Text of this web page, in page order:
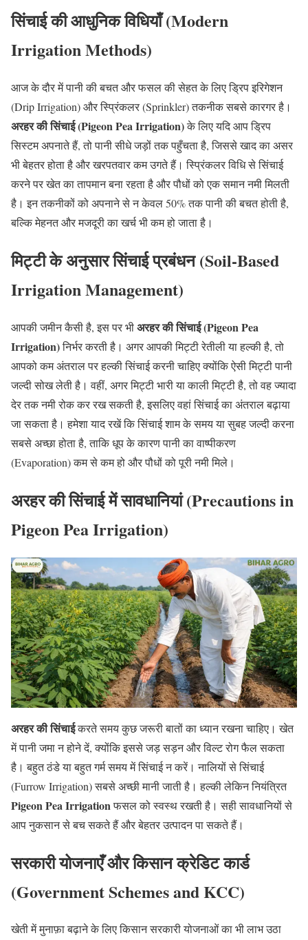
सिंचाई की आधुनिक विधियाँ (Modern
Irrigation Methods)
आज के दौर में पानी की बचत और फसल की सेहत के लिए ड्रिप इरिगेशन
(Drip Irrigation) और स्प्रिंकलर (Sprinkler) तकनीक सबसे कारगर है।
अरहर की सिंचाई (Pigeon Pea Irrigation)के लिए यदि आप ड्रिप
सिस्टम अपनाते हैं, तो पानी सीधे जड़ों तक पहुँचता है, जिससे खाद का असर
भी बेहतर होता है और खरपतवार कम उगते हैं। स्प्रिंकलर विधि से सिंचाई
करने पर खेत का तापमान बना रहता है और पौधों को एक समान नमी मिलती
है। इन तकनीकों को अपनाने से न केवल 50% तक पानी की बचत होती है,
बल्कि मेहनत और मजदूरी का खर्च भी कम हो जाता है।
मिट्टी के अनुसार सिंचाई प्रबंधन (Soil-Based
Irrigation Management)
आपकी जमीन कैसी है, इस पर भीअरहर की सिंचाई (Pigeon Pea
Irrigation)निर्भर करती है। अगर आपकी मिट्टी रेतीली या हल्की है, तो
आपको कम अंतराल पर हल्की सिंचाई करनी चाहिए क्योंकि ऐसी मिट्टी पानी
जल्दी सोख लेती है। वहीं, अगर मिट्टी भारी या काली मिट्टी है, तो वह ज्यादा
देर तक नमी रोक कर रख सकती है, इसलिए वहां सिंचाई का अंतराल बढ़ाया
जा सकता है। हमेशा याद रखें कि सिंचाई शाम के समय या सुबह जल्दी करना
सबसे अच्छा होता है, ताकि धूप के कारण पानी का वाष्पीकरण
(Evaporation) कम से कम हो और पौधों को पूरी नमी मिले।
अरहर की सिंचाई में सावधानियां (Precautions in
Pigeon Pea Irrigation)
अरहर की सिंचाईकरते समय कुछ जरूरी बातों का ध्यान रखना चाहिए। खेत
में पानी जमा न होने दें, क्योंकि इससे जड़ सड़न और विल्ट रोग फैल सकता
है। बहुत ठंडे या बहुत गर्म समय में सिंचाई न करें। नालियों से सिंचाई
(Furrow Irrigation) सबसे अच्छी मानी जाती है। हल्की लेकिन नियंत्रित
Pigeon Pea Irrigationफसल को स्वस्थ रखती है। सही सावधानियों से
आप नुकसान से बच सकते हैं और बेहतर उत्पादन पा सकते हैं।
सरकारी योजनाएँ और किसान क्रेडिट कार्ड
(Government Schemes and KCC)
खेती में मुनाफ़ा बढ़ाने के लिए किसान सरकारी योजनाओं का भी लाभ उठा